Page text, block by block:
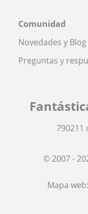
Comunidad
Novedades y Blog
Preguntas y
790211
© 2007 -
Mapa web: